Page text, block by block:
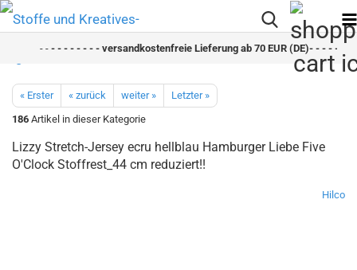
- - - - - - - - versandkostenfreie Lieferung ab 70 EUR (DE)- - - - - - -
« Erster « zurück weiter »
Letzter »
186 Artikel in dieser Kategorie
Lizzy Stretch-Jersey ecru hellblau Hamburger Liebe Five
O'Clock Stoffrest_44 cm reduziert!!
Hilco